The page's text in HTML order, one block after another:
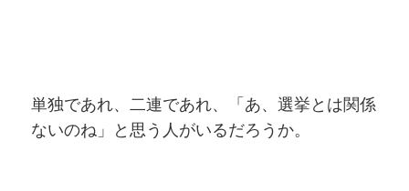
単独であれ、二連であれ、「あ、選挙とは関係
ないのね」と思う人がいるだろうか。